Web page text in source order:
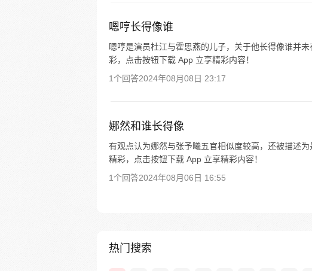
嗯哼长得像谁
嗯哼是演员杜江与霍思燕的儿子，关于他长得像谁并
彩，点击按钮下载 App 立享精彩内容！
1个回答2024年08月08日 23:17
娜然和谁长得像
有观点认为娜然与张予曦五官相似度较高，还被描述
精彩，点击按钮下载 App 立享精彩内容！
1个回答2024年08月06日 16:55
热门搜索